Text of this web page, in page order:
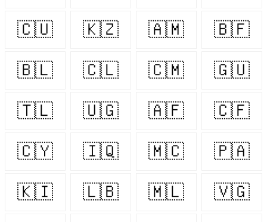
🇨🇺 🇰🇿 🇦🇲 🇧🇫
🇧🇱 🇨🇱 🇨🇲 🇬🇺
🇹🇱 🇺🇬 🇦🇫 🇨🇫
🇨🇾 🇮🇶 🇲🇨 🇵🇦
🇰🇮 🇱🇧 🇲🇱 🇻🇬